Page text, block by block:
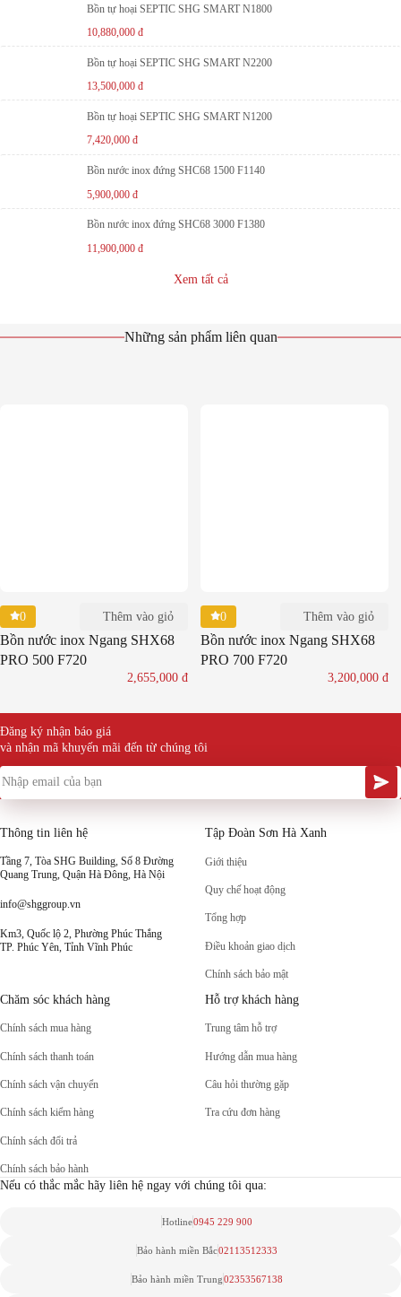
Bồn tự hoại SEPTIC SHG SMART N1800
10,880,000đ
Bồn tự hoại SEPTIC SHG SMART N2200
13,500,000đ
Bồn tự hoại SEPTIC SHG SMART N1200
7,420,000đ
Bồn nước inox đứng SHC68 1500 F1140
5,900,000đ
Bồn nước inox đứng SHC68 3000 F1380
11,900,000đ
Xem tất cả
Những sản phẩm liên quan
0 Thêm vào giỏ
Bồn nước inox Ngang SHX68
PRO 500 F720
2,655,000 đ
0 Thêm vào giỏ
Bồn nước inox Ngang SHX68
PRO 700 F720
3,200,000 đ
Đăng ký nhận báo giá
và nhận mã khuyến mãi đến từ chúng tôi
Thông tin liên hệ
Tầng 7, Tòa SHG Building, Số 8 Đường
Quang Trung, Quận Hà Đông, Hà Nội
info@shggroup.vn
Km3, Quốc lộ 2, Phường Phúc Thắng
TP. Phúc Yên, Tỉnh Vĩnh Phúc
Tập Đoàn Sơn Hà Xanh
Giới thiệu
Quy chế hoạt động
Tổng hợp
Điều khoản giao dịch
Chính sách bảo mật
Chăm sóc khách hàng
Chính sách mua hàng
Chính sách thanh toán
Chính sách vận chuyển
Chính sách kiểm hàng
Chính sách đổi trả
Chính sách bảo hành
Hỗ trợ khách hàng
Trung tâm hỗ trợ
Hướng dẫn mua hàng
Câu hỏi thường gặp
Tra cứu đơn hàng
Nếu có thắc mắc hãy liên hệ ngay với chúng tôi qua:
Hotline0945 229 900
Bảo hành miền Bắc02113512333
Bảo hành miền Trung02353567138